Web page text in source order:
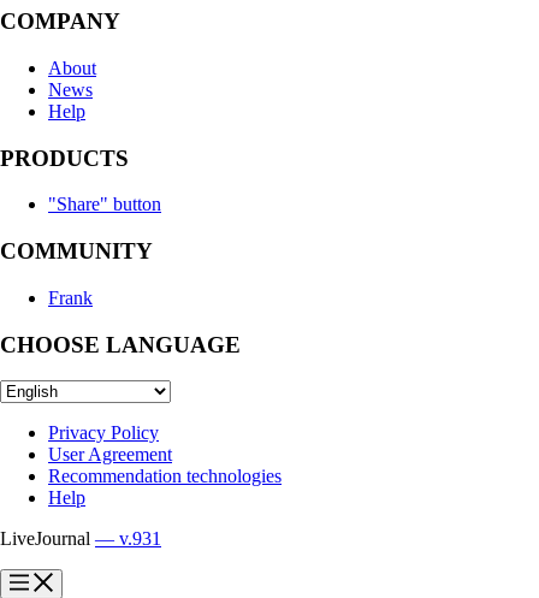
COMPANY
About
News
Help
PRODUCTS
"Share" button
COMMUNITY
Frank
CHOOSE LANGUAGE
Privacy Policy
User Agreement
Recommendation technologies
Help
LiveJournal — v.931
?
?